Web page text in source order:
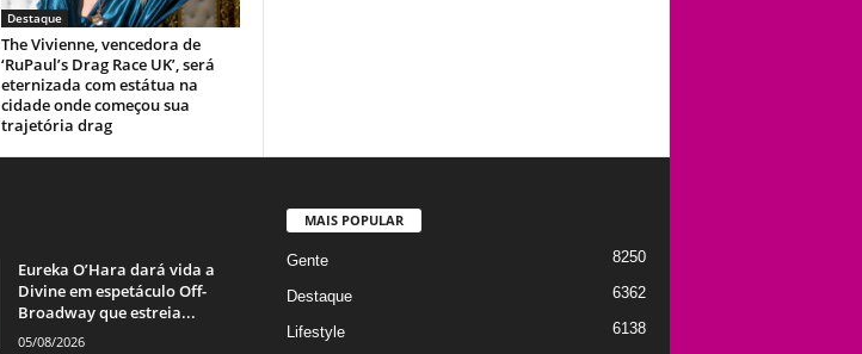
Destaque
The Vivienne, vencedora de
‘RuPaul’s Drag Race UK’, será
eternizada com estátua na
cidade onde começou sua
trajetória drag
Eureka O’Hara dará vida a
Divine em espetáculo Off-
Broadway que estreia...
05/08/2026
MAIS POPULAR
Gente 8250
Destaque 6362
Lifestyle 6138